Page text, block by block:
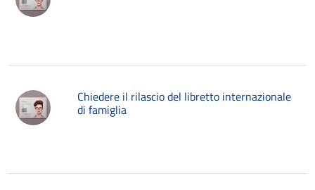
Chiedere il rilascio del libretto internazionale
di famiglia